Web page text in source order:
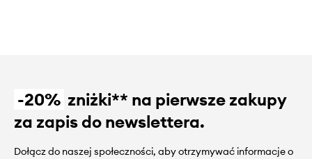
-20% zniżki** na pierwsze zakupy
za zapis do newslettera.
Dołącz do naszej społeczności, aby otrzymywać informacje o